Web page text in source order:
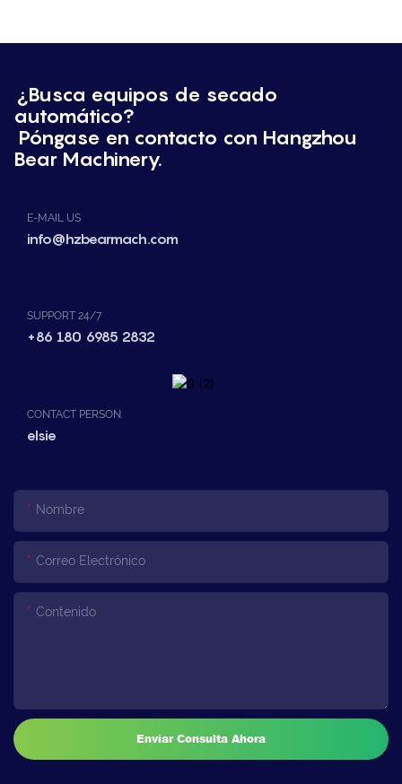
¿Busca equipos de secado
automático?
Póngase en contacto con Hangzhou
Bear Machinery.
E-MAIL US
info@hzbearmach.com
SUPPORT 24/7
+86 180 6985 2832
CONTACT PERSON:
elsie
Nombre
Correo Electrónico
Contenido
Enviar Consulta Ahora